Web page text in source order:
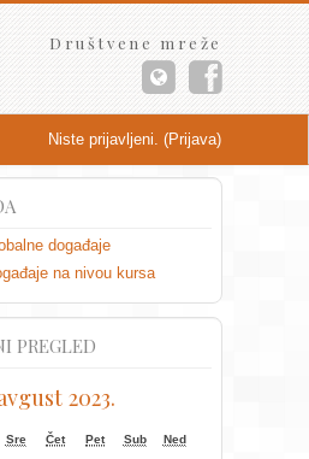
Društvene mreže
Niste prijavljeni. (Prijava)
događaje
na nivou kursa
PREGLED
2023.
Sre Čet Pet Sub Ned